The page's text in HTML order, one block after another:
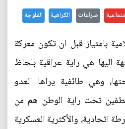
صراعات الكراهية الفلوجة
بامتياز قبل ان تكون معركة
اليها هي راية عراقية بلحاظ
وهي طائفية يراها العدو
تحت راية الوطن هم من
والأكثرية العسكرية